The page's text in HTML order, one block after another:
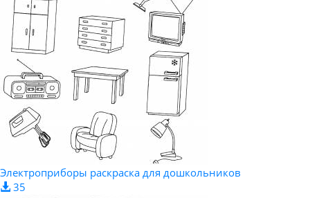
Электроприборы раскраска для дошкольников
35